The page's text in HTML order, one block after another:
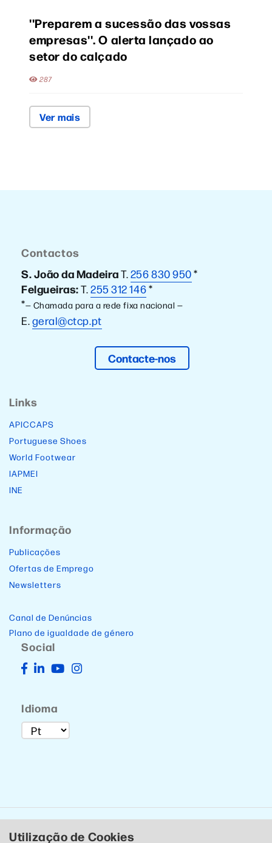
''Preparem a sucessão das vossas
empresas''. O alerta lançado ao
setor do calçado
287
Ver mais
Contactos
S. João da MadeiraT.256 830 950*
Felgueiras:T.255 312 146*
*— Chamada para a rede fixa nacional —
E.geral@ctcp.pt
Contacte-nos
Links
APICCAPS
Portuguese Shoes
World Footwear
IAPMEI
INE
Informação
Publicações
Ofertas de Emprego
Newsletters
Canal de Denúncias
Plano de igualdade de género
Social
Idioma
Utilização de Cookies